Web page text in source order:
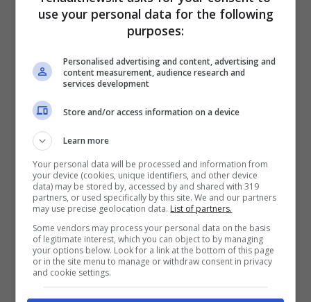
Schermo novità Citroen C5 Aircross (media press)
Renaultnews.it
Sarà possibile avere tutte le informazioni
essenziali, come orario, data, temperatura
esterna e livello della batteria dello
smartphone, sempre al centro della console.
use your personal data for the following
purposes:
Personalised advertising and content, advertising and
content measurement, audience research and
services development
Store and/or access information on a device
Learn more
Your personal data will be processed and information from
your device (cookies, unique identifiers, and other device
data) may be stored by, accessed by and shared with 319
partners, or used specifically by this site. We and our partners
may use precise geolocation data. List of partners.
Some vendors may process your personal data on the basis
of legitimate interest, which you can object to by managing
your options below. Look for a link at the bottom of this page
or in the site menu to manage or withdraw consent in privacy
and cookie settings.